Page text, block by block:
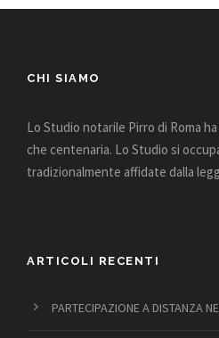
CHI SIAMO
Lo Studio notarile Pirro di Roma
che centenaria. Lo Studio si
tradizionalmente affidate dalla
ARTICOLI RECENTI
PARTECIPAZIONE A DISTANZA